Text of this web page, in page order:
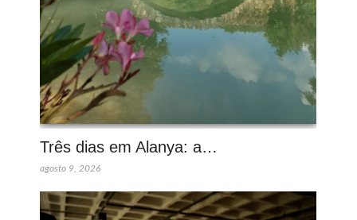
Três dias em Alanya: a…
agosto 9, 2026